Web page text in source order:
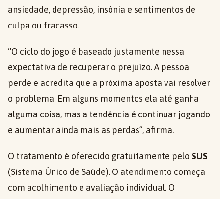
ansiedade, depressão, insônia e sentimentos de
culpa ou fracasso.
“O ciclo do jogo é baseado justamente nessa
expectativa de recuperar o prejuízo. A pessoa
perde e acredita que a próxima aposta vai resolver
o problema. Em alguns momentos ela até ganha
alguma coisa, mas a tendência é continuar jogando
e aumentar ainda mais as perdas”, afirma.
O tratamento é oferecido gratuitamente pelo SUS
(Sistema Único de Saúde). O atendimento começa
com acolhimento e avaliação individual. O